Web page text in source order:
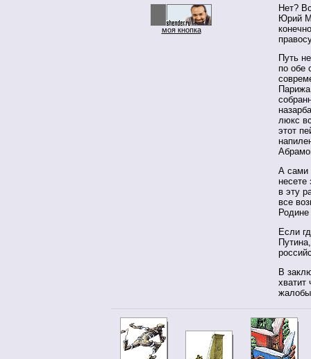
моя кнопка
Нет?
Юрий
Путь
по обе
люкс
этот
А сами
в эту
все
Если
В
хватит
жалобы